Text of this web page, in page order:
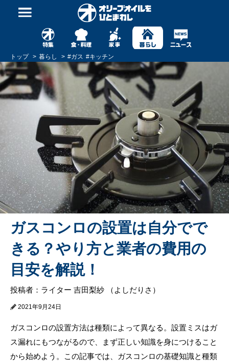
トップ 暮らし #ガス #キッチン
ガスコンロの設置は自分でで
きる？やり方と業者の費用の
目安を解説！
投稿者：ライター 吉田梨紗 （よしだりさ）
2021年9月24日
ガスコンロの設置方法は種類によって異なる。設置ミスはガ
ス漏れにもつながるので、まず正しい知識を身につけること
から始めよう。この記事では、ガスコンロの基礎知識と種類